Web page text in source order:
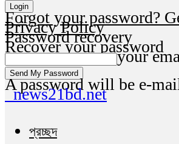
Forgot your password?
Privacy Policy
Password recovery
Recover your password
your
A password will be e-
news21bd.net
প্রচ্ছদ